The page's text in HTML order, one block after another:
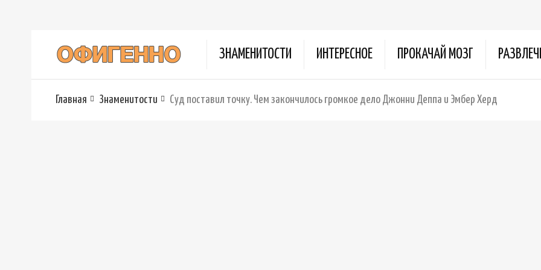
ЗНАМЕНИТОСТИ ИНТЕРЕСНОЕ ПРОКАЧАЙ МОЗГ
Главная Знаменитости Суд поставил точку. Чем закончилось громкое дело Джонни Деппа и Эмбер Херд